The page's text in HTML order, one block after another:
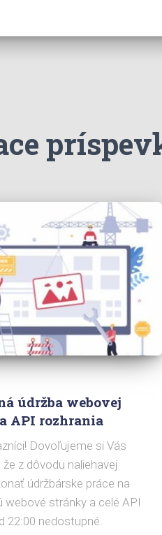
údržba webovej
API rozhrania
Dovoľujeme si Vás
z dôvodu naliehavej
údržbárske práce na
webové stránky a celé API
22:00 nedostupné.